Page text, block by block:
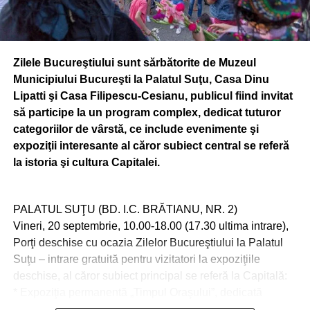
Zilele Bucureştiului sunt sărbătorite de Muzeul
Municipiului Bucureşti la Palatul Suţu, Casa Dinu
Lipatti şi Casa Filipescu-Cesianu, publicul fiind invitat
să participe la un program complex, dedicat tuturor
categoriilor de vârstă, ce include evenimente şi
expoziţii interesante al căror subiect central se referă
la istoria şi cultura Capitalei.
PALATUL SUŢU (BD. I.C. BRĂTIANU, NR. 2)
Vineri, 20 septembrie, 10.00-18.00 (17.30 ultima intrare),
Porţi deschise cu ocazia Zilelor Bucureştiului la Palatul
Suţu – intrare gratuită pentru vizitatori la expoziţiile
deschise, al căror subiect principal se referă la Capitală: